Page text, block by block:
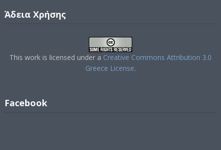
Άδεια Χρήσης
This work is licensed under a Creative Commons Attribution 3.0
Greece License.
Facebook